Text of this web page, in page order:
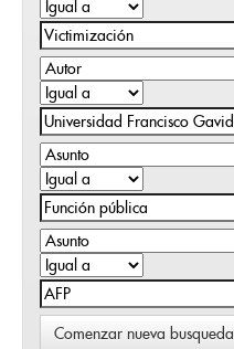
Comenzar nueva busqueda